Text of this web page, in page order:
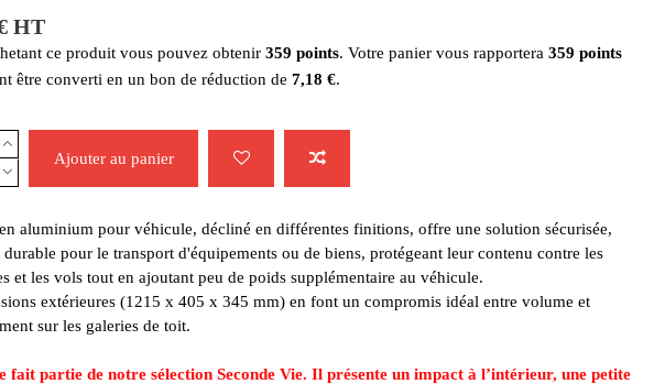
HT
ce produit vous pouvez obtenir 359 points. Votre panier vous rapportera 359 points
être converti en un bon de réduction de 7,18 €.
Ajouter au panier
aluminium pour véhicule, décliné en différentes finitions, offre une solution sécurisée,
durable pour le transport d'équipements ou de biens, protégeant leur contenu contre les
et les vols tout en ajoutant peu de poids supplémentaire au véhicule.
extérieures (1215 x 405 x 345 mm) en font un compromis idéal entre volume et
sur les galeries de toit.
fait partie de notre sélection Seconde Vie. Il présente un impact à l’intérieur, une petite